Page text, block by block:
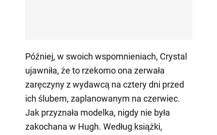
Później, w swoich wspomnieniach, Crystal
ujawniła, że to rzekomo ona zerwała
zaręczyny z wydawcą na cztery dni przed
ich ślubem, zaplanowanym na czerwiec.
Jak przyznała modelka, nigdy nie była
zakochana w Hugh. Według książki,